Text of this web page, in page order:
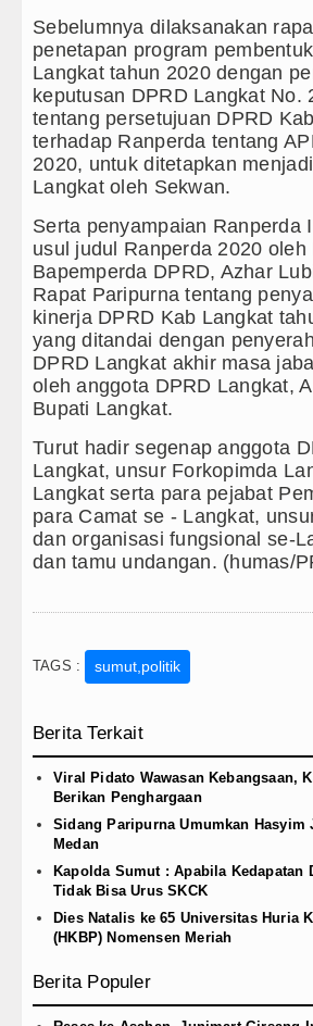
Sebelumnya dilaksanakan
penetapan program
Langkat tahun 2020 dengan
keputusan DPRD Langkat No.
tentang persetujuan DPRD
terhadap Ranperda tentang
2020, untuk ditetapkan
Langkat oleh Sekwan.
Serta penyampaian Ranperda
usul judul Ranperda 2020 oleh
Bapemperda DPRD, Azhar
Rapat Paripurna tentang
kinerja DPRD Kab Langkat
yang ditandai dengan
DPRD Langkat akhir masa
oleh anggota DPRD Langkat,
Bupati Langkat.
Turut hadir segenap anggota
Langkat, unsur Forkopimda
Langkat serta para pejabat
para Camat se - Langkat,
dan organisasi fungsional se-
dan tamu undangan. (humas/
TAGS : sumut,politik
Berita Terkait
Viral Pidato Wawasan Kebangsaan,
Berikan Penghargaan
Sidang Paripurna Umumkan Hasyim
Medan
Kapolda Sumut : Apabila Kedapatan
Tidak Bisa Urus SKCK
Dies Natalis ke 65 Universitas Huria
(HKBP) Nomensen Meriah
Berita Populer